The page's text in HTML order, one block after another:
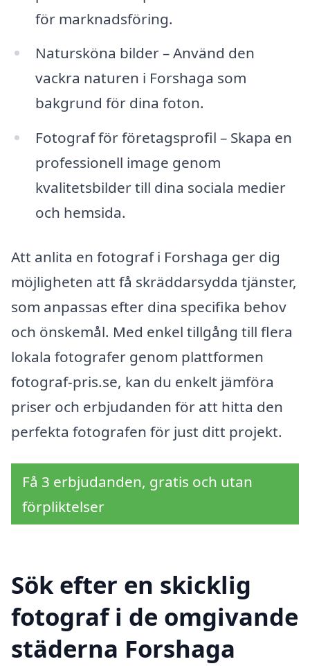
för marknadsföring.
Natursköna bilder – Använd den
vackra naturen i Forshaga som
bakgrund för dina foton.
Fotograf för företagsprofil – Skapa en
professionell image genom
kvalitetsbilder till dina sociala medier
och hemsida.
Att anlita en fotograf i Forshaga ger dig
möjligheten att få skräddarsydda tjänster,
som anpassas efter dina specifika behov
och önskemål. Med enkel tillgång till flera
lokala fotografer genom plattformen
fotograf-pris.se, kan du enkelt jämföra
priser och erbjudanden för att hitta den
perfekta fotografen för just ditt projekt.
Få 3 erbjudanden, gratis och utan
förpliktelser
Sök efter en skicklig
fotograf i de omgivande
städerna Forshaga